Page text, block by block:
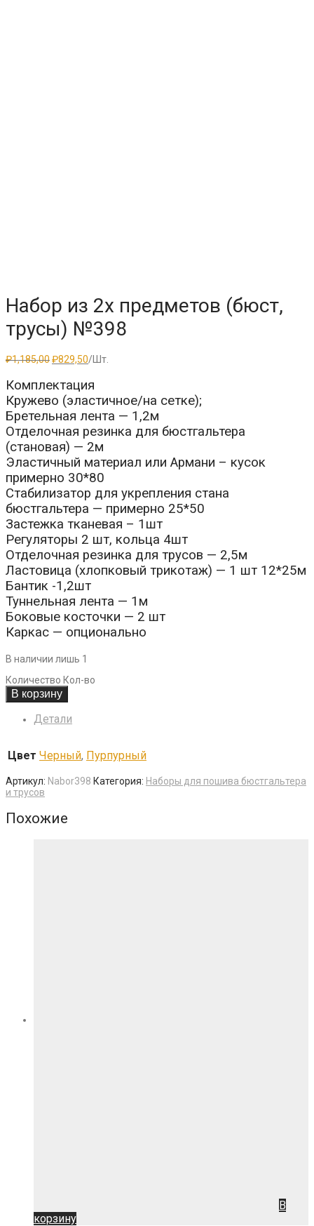
Набор из 2х предметов (бюст,
трусы) №398
₽1,185,00Первоначальная
составляла
₽1,185,00.
₽829,50Текущая
₽829,50.
/Шт.
Комплектация
Кружево (эластичное/на сетке);
Бретельная лента — 1,2м
Отделочная резинка для бюстгальтера
(становая) — 2м
Эластичный материал или Армани – кусок
примерно 30*80
Стабилизатор для укрепления стана
бюстгальтера — примерно 25*50
Застежка тканевая – 1шт
Регуляторы 2 шт, кольца 4шт
Отделочная резинка для трусов — 2,5м
Ластовица (хлопковый трикотаж) — 1 шт 12*25м
Бантик -1,2шт
Туннельная лента — 1м
Боковые косточки — 2 шт
Каркас — опционально
В наличии лишь 1
Количество Кол-во
В корзину
Детали
Цвет Черный, Пурпурный
Артикул: Nabor398 Категория: Наборы для пошива бюстгальтера
и трусов
Похожие
В
корзину